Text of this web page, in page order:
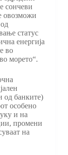
сончеви
овозможи
статус
енергија
во
морето“.
од банките)
особено
и на
промени
на